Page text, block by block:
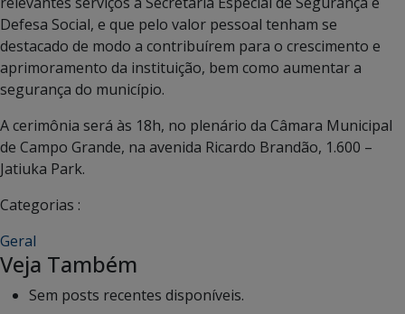
Defesa Social, e que pelo valor pessoal tenham se
destacado de modo a contribuírem para o crescimento e
aprimoramento da instituição, bem como aumentar a
segurança do município.
A cerimônia será às 18h, no plenário da Câmara Municipal
de Campo Grande, na avenida Ricardo Brandão, 1.600 –
Jatiuka Park.
Categorias :
Geral
Veja Também
Sem posts recentes disponíveis.